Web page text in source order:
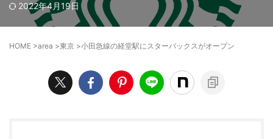
2022年4月19日
HOME >area >東京 >小田急線の経堂駅にスターバックスがオープン